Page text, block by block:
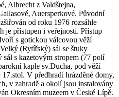
Albrecht z Valdštejna,
Auersperkové. Původní
od roku 1976 rozsáhle
je přístupen i veřejnosti. Přístup
s gotickou válcovou věží
(Rytířský) sál se štuky
s kazetovým stropem (77 polí
kaple sv.Ducha, pod věží
V předhradí hrázděné domy,
v zahradě a okolí jsou instalovány
Okresním muzeem v České Lípě.